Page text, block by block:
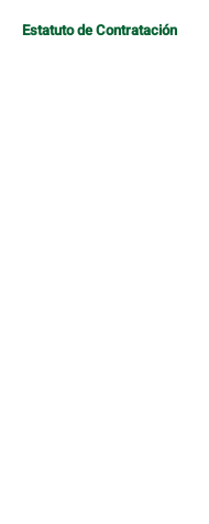
Estatuto de Contratación